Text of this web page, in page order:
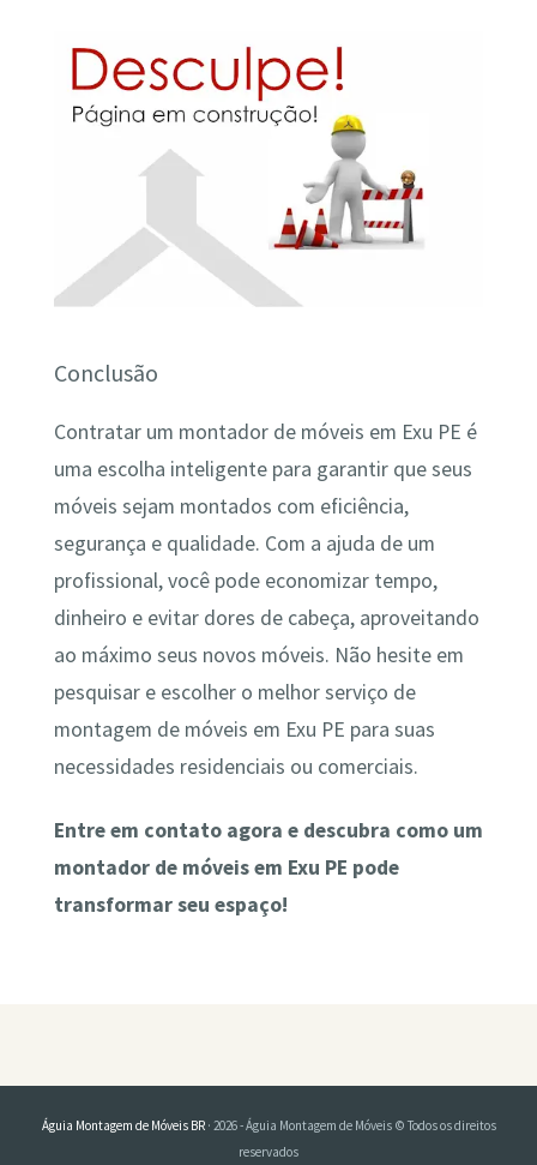
Conclusão
Contratar um montador de móveis em Exu PE é
uma escolha inteligente para garantir que seus
móveis sejam montados com eficiência,
segurança e qualidade. Com a ajuda de um
profissional, você pode economizar tempo,
dinheiro e evitar dores de cabeça, aproveitando
ao máximo seus novos móveis. Não hesite em
pesquisar e escolher o melhor serviço de
montagem de móveis em Exu PE para suas
necessidades residenciais ou comerciais.
Entre em contato agora e descubra como um
montador de móveis em Exu PE pode
transformar seu espaço!
Águia Montagem de Móveis BR· 2026 - Águia Montagem de Móveis © Todos os direitos
reservados